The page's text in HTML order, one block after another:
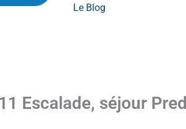
Le Blog
Escalade, séjour